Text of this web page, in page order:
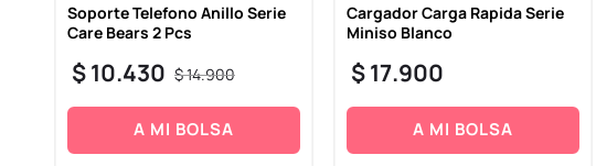
Soporte Telefono Anillo Serie
Care Bears 2 Pcs
$14.900
$10.430
A MI BOLSA
Cargador Carga Rapida Serie
Miniso Blanco
$17.900
A MI BOLSA